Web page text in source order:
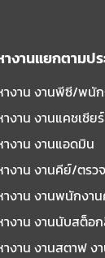
างานแยกตามปร
างาน งานพีซี/พนั
างาน งานแคชเชียร์
างาน งานแอดมิน
างาน งานคีย์/ตรว
างาน งานพนักงา
างาน งานนับสต็อ
างาน งานสตาฟ ง